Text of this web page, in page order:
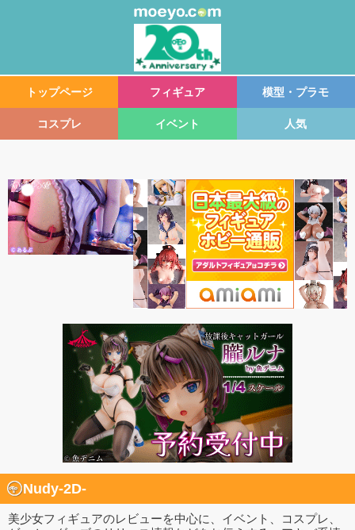
トップページ フィギュア 模型・プラモ
コスプレ イベント 人気
Nudy-2D-
美少女フィギュアのレビューを中心に、イベント、コスプレ、